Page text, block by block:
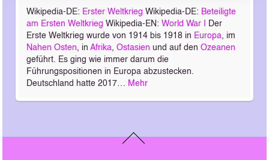
Wikipedia-DE: Erster Weltkrieg Wikipedia-DE: Beteiligte
am Ersten Weltkrieg Wikipedia-EN:World War I
Der
Erste Weltkrieg wurde von 1914 bis 1918 in Europa, im
Nahen Osten, inAfrika,Ostasien und auf denOzeanen
geführt. Es ging wie immer darum die
Führungspositionen in Europa abzustecken.
Deutschland hatte 2017… Mehr